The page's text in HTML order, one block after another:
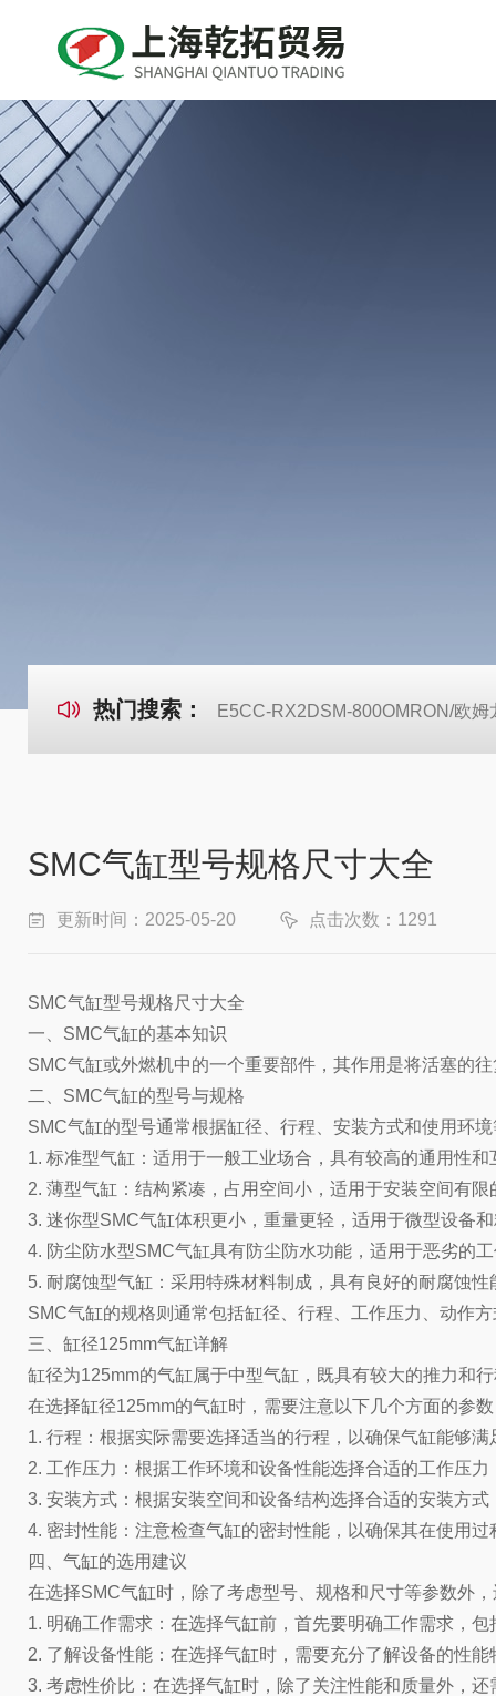
热门搜索： E5CC-RX2DSM-800OMRON/欧
SMC气缸型号规格尺寸大全
更新时间：2025-05-20 点击次数：1291
SMC气缸型号规格尺寸大全
一、SMC气缸的基本知识
SMC气缸或外燃机中的一个重要部件，其作用是将活塞的
二、SMC气缸的型号与规格
SMC气缸的型号通常根据缸径、行程、安装方式和使用环
1. 标准型气缸：适用于一般工业场合，具有较高的通用性和
2. 薄型气缸：结构紧凑，占用空间小，适用于安装空间有限
3. 迷你型SMC气缸体积更小，重量更轻，适用于微型设备
4. 防尘防水型SMC气缸具有防尘防水功能，适用于恶劣的
5. 耐腐蚀型气缸：采用特殊材料制成，具有良好的耐腐蚀
SMC气缸的规格则通常包括缸径、行程、工作压力、动作
三、缸径125mm气缸详解
缸径为125mm的气缸属于中型气缸，既具有较大的推力和
在选择缸径125mm的气缸时，需要注意以下几个方面的参
1. 行程：根据实际需要选择适当的行程，以确保气缸能够满
2. 工作压力：根据工作环境和设备性能选择合适的工作压
3. 安装方式：根据安装空间和设备结构选择合适的安装方
4. 密封性能：注意检查气缸的密封性能，以确保其在使用
四、气缸的选用建议
在选择SMC气缸时，除了考虑型号、规格和尺寸等参数外
1. 明确工作需求：在选择气缸前，首先要明确工作需求，
2. 了解设备性能：在选择气缸时，需要充分了解设备的性
3. 考虑性价比：在选择气缸时，除了关注性能和质量外，